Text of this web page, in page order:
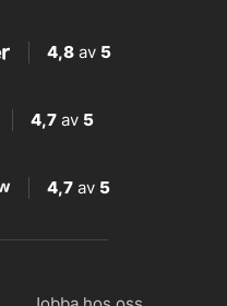
4,8 av 5
4,7 av 5
4,7 av 5